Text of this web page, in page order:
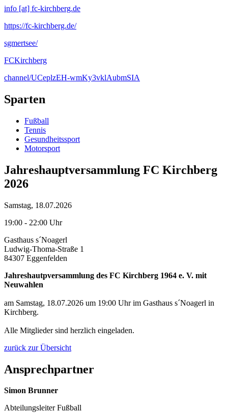
info [at] fc-kirchberg.de
https://fc-kirchberg.de/
sgmertsee/
FCKirchberg
channel/UCeplzEH-wmKy3vklAubmSIA
Sparten
Fußball
Tennis
Gesundheitssport
Motorsport
Jahreshauptversammlung FC Kirchberg
2026
Samstag, 18.07.2026
19:00 - 22:00 Uhr
Gasthaus s´Noagerl
Ludwig-Thoma-Straße 1
84307 Eggenfelden
Jahreshautpversammlung des FC Kirchberg 1964 e. V. mit
Neuwahlen
am Samstag, 18.07.2026 um 19:00 Uhr im Gasthaus s´Noagerl in
Kirchberg.
Alle Mitglieder sind herzlich eingeladen.
zurück zur Übersicht
Ansprechpartner
Simon Brunner
Abteilungsleiter Fußball